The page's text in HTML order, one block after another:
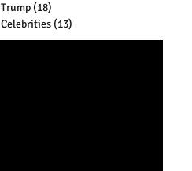
Trump (18)
Celebrities (13)